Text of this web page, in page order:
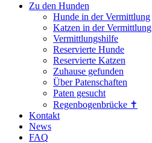
Zu den Hunden
Hunde in der Vermittlung
Katzen in der Vermittlung
Vermittlungshilfe
Reservierte Hunde
Reservierte Katzen
Zuhause gefunden
Über Patenschaften
Paten gesucht
Regenbogenbrücke ✝
Kontakt
News
FAQ